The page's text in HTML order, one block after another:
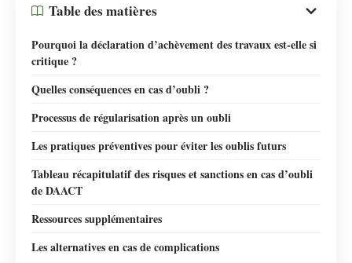
Table des matières
Pourquoi la déclaration d’achèvement des travaux est-elle si
critique ?
Quelles conséquences en cas d’oubli ?
Processus de régularisation après un oubli
Les pratiques préventives pour éviter les oublis futurs
Tableau récapitulatif des risques et sanctions en cas d’oubli
de DAACT
Ressources supplémentaires
Les alternatives en cas de complications